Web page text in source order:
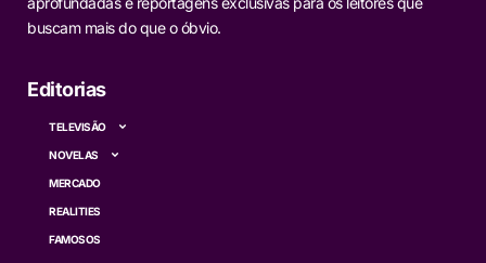
buscam mais do que o óbvio.
Editorias
TELEVISÃO
NOVELAS
MERCADO
REALITIES
FAMOSOS